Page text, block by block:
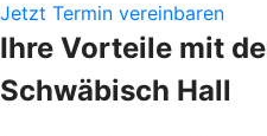
Jetzt Termin vereinbaren
Ihre Vorteile mit
Schwäbisch Hall